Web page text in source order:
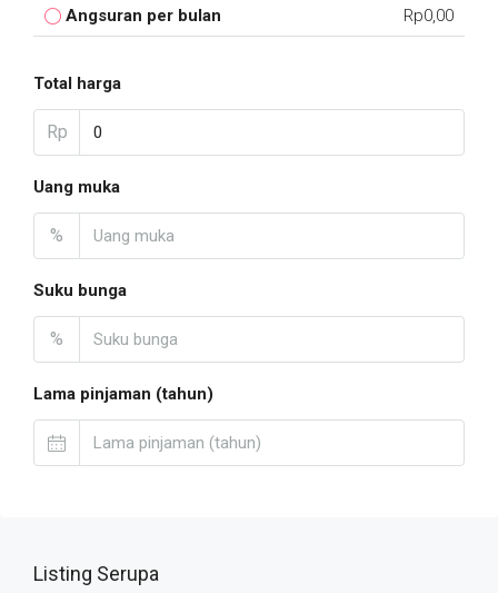
Angsuran per bulan Rp0,00
Total harga
Rp
Uang muka
%
Suku bunga
%
Lama pinjaman (tahun)
Listing Serupa